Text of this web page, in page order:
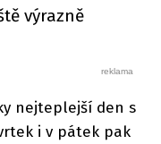
výrazně
nejteplejší den s
i v pátek pak